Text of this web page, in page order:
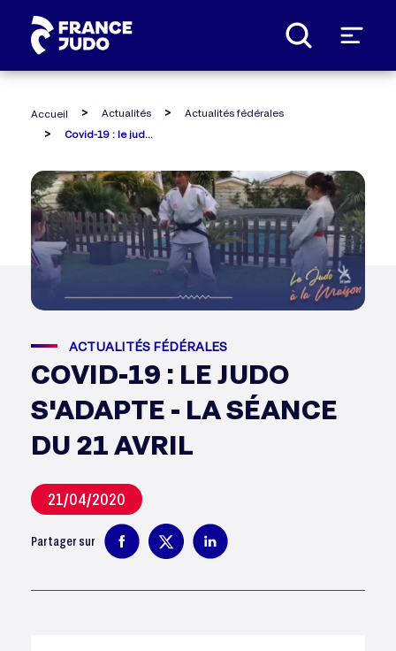
Accueil Actualités
Actualités fédérales
ACTUALITÉS FÉDÉRALES
COVID-19 : LE JUDO
S'ADAPTE - LA SÉANCE
DU 21 AVRIL
21/04/2020
Partager sur